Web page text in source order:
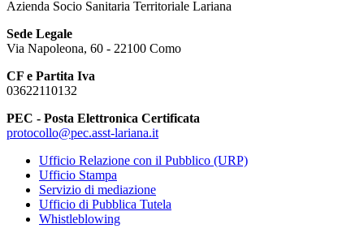
Azienda Socio Sanitaria Territoriale Lariana
Sede Legale
Via Napoleona, 60 - 22100 Como
CF e Partita Iva
03622110132
PEC - Posta Elettronica Certificata
protocollo@pec.asst-lariana.it
Ufficio Relazione con il Pubblico (URP)
Ufficio Stampa
Servizio di mediazione
Ufficio di Pubblica Tutela
Whistleblowing